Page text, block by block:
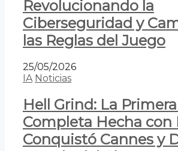
Revolucionando la
Ciberseguridad y
las Reglas del Juego
25/05/2026
IA Noticias
Hell Grind: La
Completa Hecha con
Conquistó Cannes y